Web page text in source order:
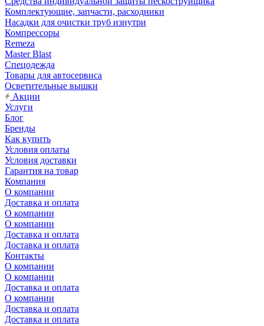
Комплектующие, запчасти, расходники
Насадки для очистки труб изнутри
Компрессоры
Remeza
Master Blast
Спецодежда
Товары для автосервиса
Осветительные вышки
Акции
Услуги
Блог
Бренды
Как купить
Условия оплаты
Условия доставки
Гарантия на товар
Компания
О компании
Доставка и оплата
О компании
О компании
Доставка и оплата
Доставка и оплата
Контакты
О компании
О компании
Доставка и оплата
О компании
Доставка и оплата
Доставка и оплата